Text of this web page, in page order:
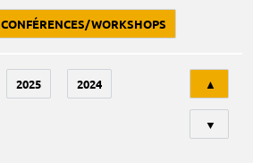
CONFÉRENCES/WORKSHOPS
2025 2024 ▲
▼